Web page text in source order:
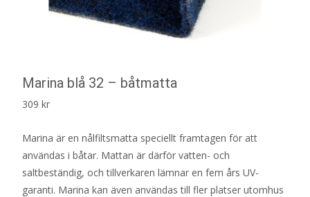
Marina blå 32 – båtmatta
309 kr
Marina är en nålfiltsmatta speciellt framtagen för att
användas i båtar. Mattan är därför vatten- och
saltbeständig, och tillverkaren lämnar en fem års UV-
garanti. Marina kan även användas till fler platser utomhus